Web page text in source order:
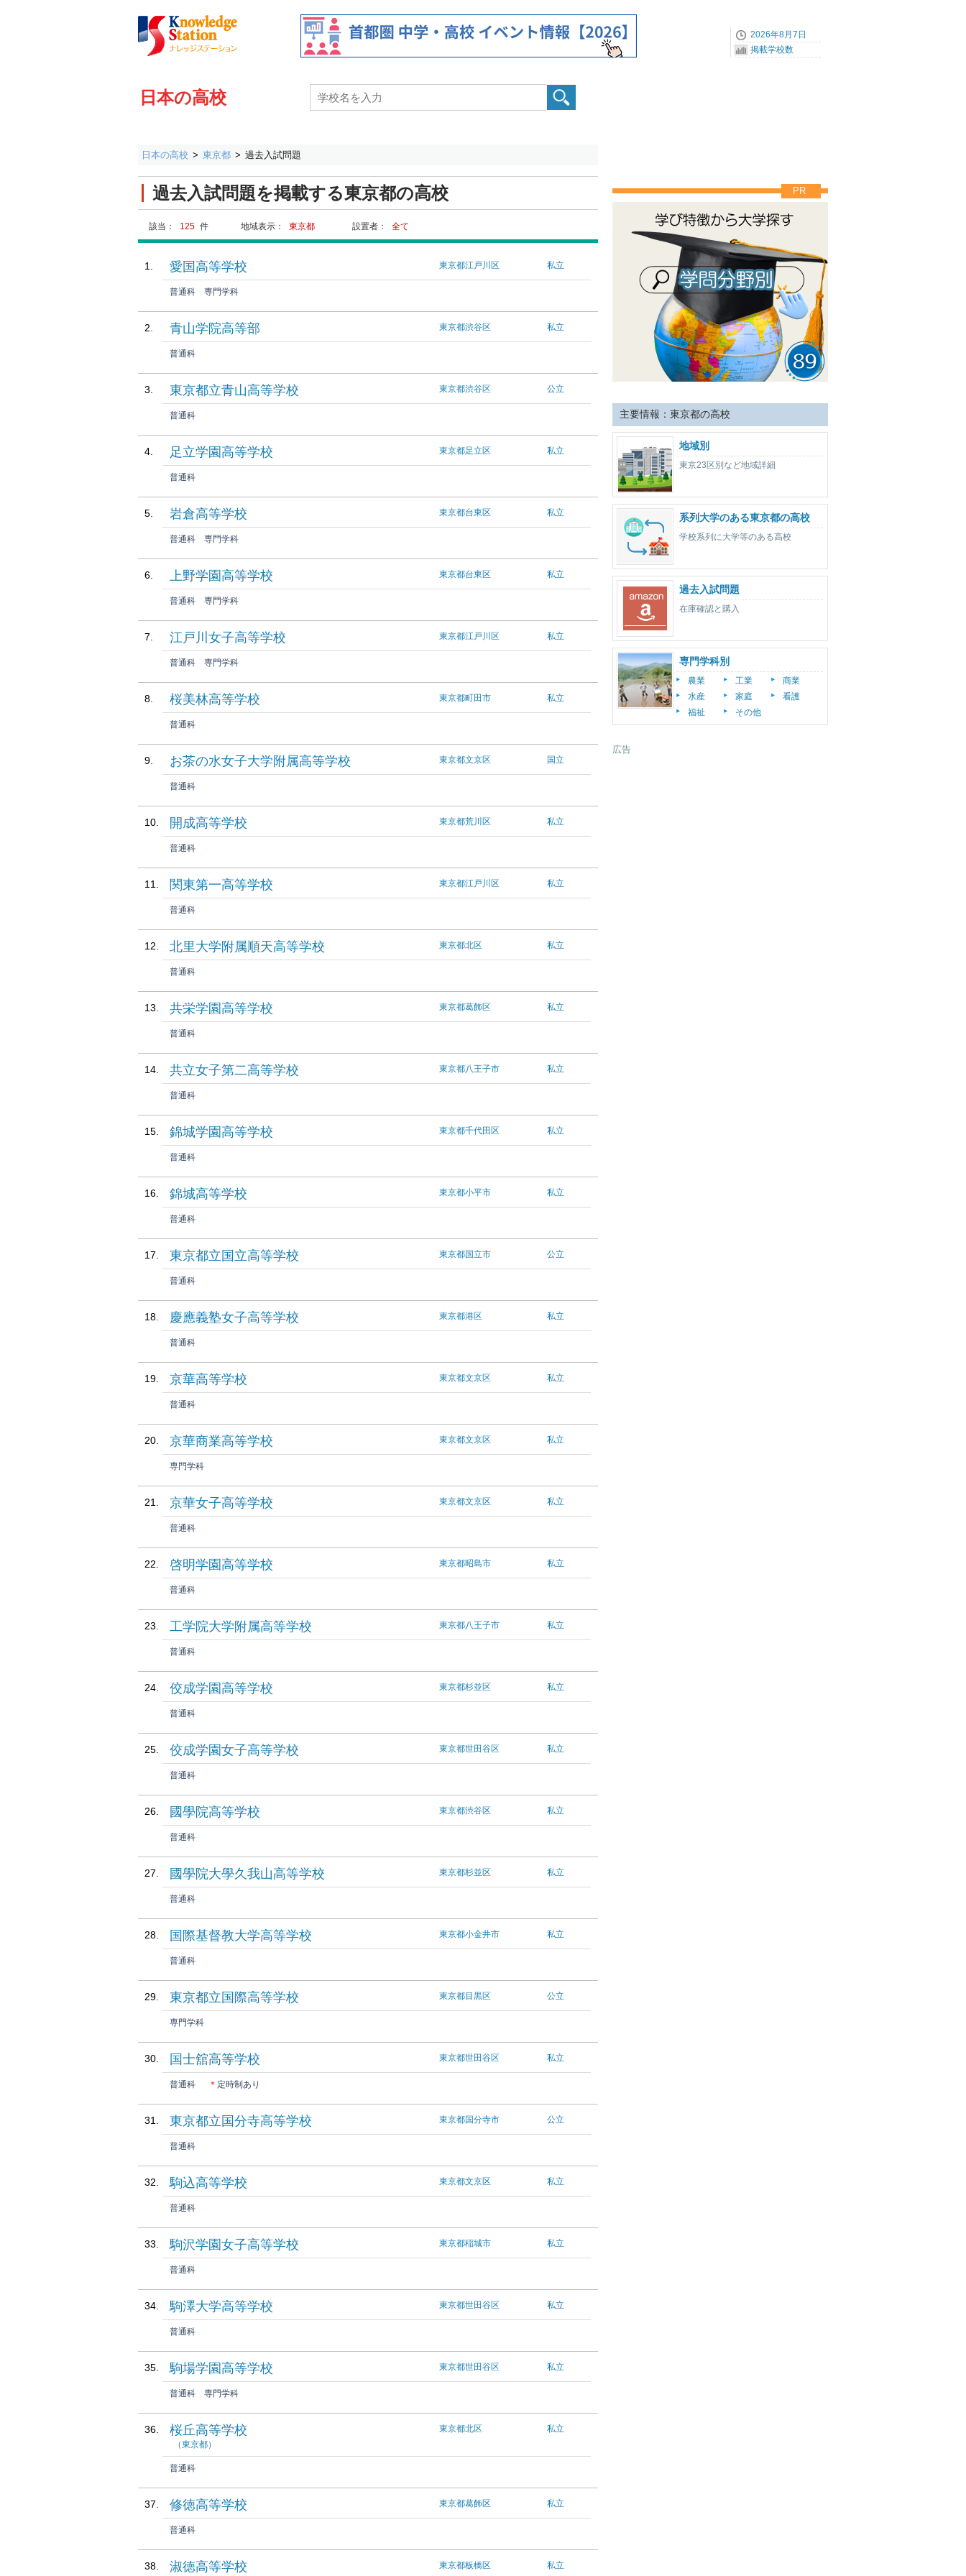
2026年8月7日
掲載学校数
日本の高校
日本の高校 東京都 過去入試問題
過去入試問題を掲載する東京都の高校
該当： 125 件 地域表示： 東京都 設置者： 全て
愛国高等学校 東京都江戸川区 私立
普通科 専門学科
青山学院高等部 東京都渋谷区 私立
普通科
東京都立青山高等学校 東京都渋谷区 公立
普通科
足立学園高等学校 東京都足立区 私立
普通科
岩倉高等学校 東京都台東区 私立
普通科 専門学科
上野学園高等学校 東京都台東区 私立
普通科 専門学科
江戸川女子高等学校 東京都江戸川区 私立
普通科 専門学科
桜美林高等学校 東京都町田市 私立
普通科
お茶の水女子大学附属高等学校 東京都文京区 国立
普通科
開成高等学校 東京都荒川区 私立
普通科
関東第一高等学校 東京都江戸川区 私立
普通科
北里大学附属順天高等学校 東京都北区 私立
普通科
共栄学園高等学校 東京都葛飾区 私立
普通科
共立女子第二高等学校 東京都八王子市 私立
普通科
錦城学園高等学校 東京都千代田区 私立
普通科
錦城高等学校 東京都小平市 私立
普通科
東京都立国立高等学校 東京都国立市 公立
普通科
慶應義塾女子高等学校 東京都港区 私立
普通科
京華高等学校 東京都文京区 私立
普通科
京華商業高等学校 東京都文京区 私立
専門学科
京華女子高等学校 東京都文京区 私立
普通科
啓明学園高等学校 東京都昭島市 私立
普通科
工学院大学附属高等学校 東京都八王子市 私立
普通科
佼成学園高等学校 東京都杉並区 私立
普通科
佼成学園女子高等学校 東京都世田谷区 私立
普通科
國學院高等学校 東京都渋谷区 私立
普通科
國學院大學久我山高等学校 東京都杉並区 私立
普通科
国際基督教大学高等学校 東京都小金井市 私立
普通科
東京都立国際高等学校 東京都目黒区 公立
専門学科
国士舘高等学校 東京都世田谷区 私立
普通科 ＊ 定時制あり
東京都立国分寺高等学校 東京都国分寺市 公立
普通科
駒込高等学校 東京都文京区 私立
普通科
駒沢学園女子高等学校 東京都稲城市 私立
普通科
駒澤大学高等学校 東京都世田谷区 私立
普通科
駒場学園高等学校 東京都世田谷区 私立
普通科 専門学科
桜丘高等学校
（東京都）
東京都北区 私立
普通科
修徳高等学校 東京都葛飾区 私立
普通科
淑徳高等学校 東京都板橋区 私立
PR
主要情報：東京都の高校
地域別
東京23区別など地域詳細
系列大学のある東京都の高校
学校系列に大学等のある高校
過去入試問題
在庫確認と購入
専門学科別
農業 工業
商業
水産
家庭
看護
福祉
その他
広告